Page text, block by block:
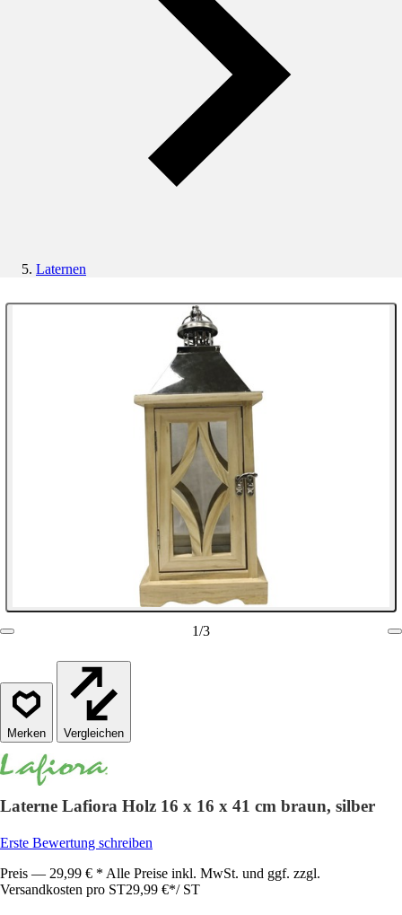
Laternen
1/3
Vergleichen
Laterne Lafiora Holz 16 x 16 x 41 cm braun, silber
Erste Bewertung schreiben
Preis — 29,99 € * Alle Preise inkl. MwSt. und ggf. zzgl.
Versandkosten pro ST29,99 €*/ ST